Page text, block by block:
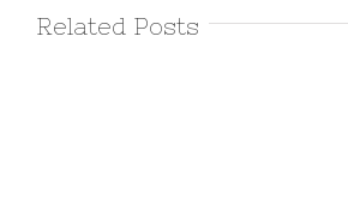
Related Posts